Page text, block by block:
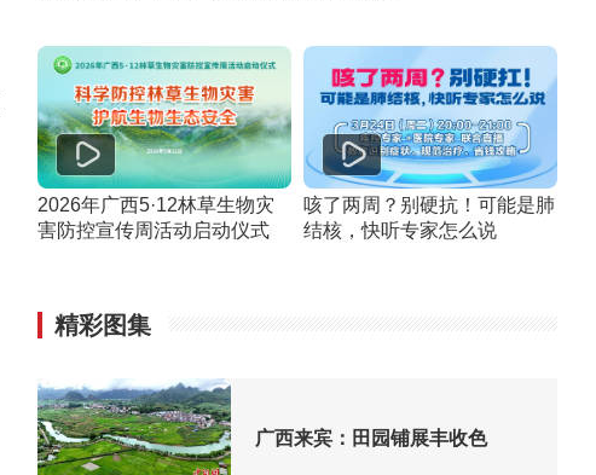
2026年广西5·12林草生物灾
害防控宣传周活动启动仪式
咳了两周？别硬抗！可能是肺
结核，快听专家怎么说
精彩图集
广西来宾：田园铺展丰收色